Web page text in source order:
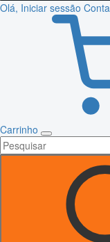
Olá, Iniciar sessão
Carrinho